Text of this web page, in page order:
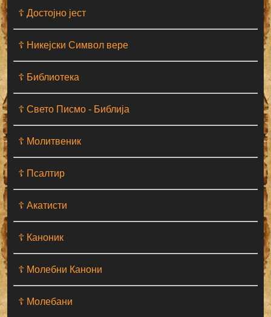
☦ Достојно јест
☦ Никејски Символ вере
☦ Библиотека
☦ Свето Писмо - Библија
☦ Молитвеник
☦ Псалтир
☦ Акатисти
☦ Каноник
☦ Молебни Канони
☦ Молебани